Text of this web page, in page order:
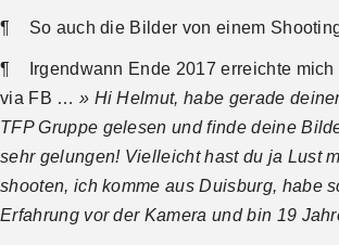
¶ So auch die Bilder von einem
¶ Irgendwann Ende 2017 erreichte mich
via FB … » Hi Helmut, habe gerade
TFP Gruppe gelesen und finde deine
sehr gelungen! Vielleicht hast du ja Lust
shooten, ich komme aus Duisburg, habe
Erfahrung vor der Kamera und bin 19